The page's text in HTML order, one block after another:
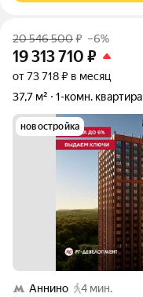
20 546 500₽ –6%
19 313 710 ₽
от 73 718 ₽ в месяц
37,7 м²
1-комн. квартира
новостройка
Аннино
4 мин.